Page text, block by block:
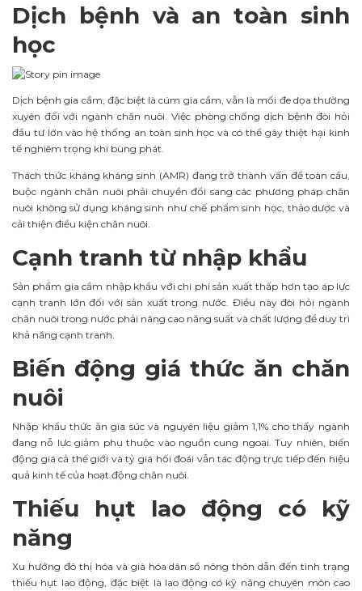
Dịch bệnh và an toàn sinh
học
Dịch bệnh gia cầm, đặc biệt là cúm gia cầm, vẫn là mối đe dọa thường
xuyên đối với ngành chăn nuôi. Việc phòng chống dịch bệnh đòi hỏi
đầu tư lớn vào hệ thống an toàn sinh học và có thể gây thiệt hại kinh
tế nghiêm trọng khi bùng phát.
Thách thức kháng kháng sinh (AMR) đang trở thành vấn đề toàn cầu,
buộc ngành chăn nuôi phải chuyển đổi sang các phương pháp chăn
nuôi không sử dụng kháng sinh như chế phẩm sinh học, thảo dược và
cải thiện điều kiện chăn nuôi.
Cạnh tranh từ nhập khẩu
Sản phẩm gia cầm nhập khẩu với chi phí sản xuất thấp hơn tạo áp lực
cạnh tranh lớn đối với sản xuất trong nước. Điều này đòi hỏi ngành
chăn nuôi trong nước phải nâng cao năng suất và chất lượng để duy trì
khả năng cạnh tranh.
Biến động giá thức ăn chăn
nuôi
Nhập khẩu thức ăn gia súc và nguyên liệu giảm 1,1% cho thấy ngành
đang nỗ lực giảm phụ thuộc vào nguồn cung ngoại. Tuy nhiên, biến
động giá cả thế giới và tỷ giá hối đoái vẫn tác động trực tiếp đến hiệu
quả kinh tế của hoạt động chăn nuôi.
Thiếu hụt lao động có kỹ
năng
Xu hướng đô thị hóa và già hóa dân số nông thôn dẫn đến tình trạng
thiếu hụt lao động, đặc biệt là lao động có kỹ năng chuyên môn cao